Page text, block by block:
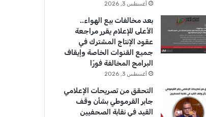
أغسطس 3, 2026
بعد مخالفات بيع الهواء..
الأعلى للإعلام يقرر مراجعة
عقود الإنتاج المشترك في
جميع القنوات الخاصة وإيقاف
البرامج المخالفة فورًا
أغسطس 3, 2026
التحقق من تصريحات الإعلامي
جابر القرموطي بشأن وقف
القيد في نقابة الصحفيين